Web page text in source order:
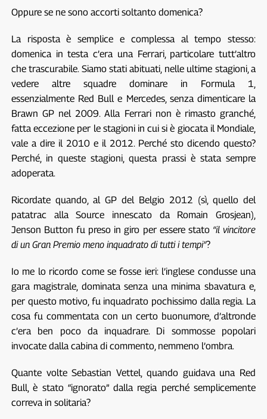
Oppure se ne sono accorti soltanto domenica?
La risposta è semplice e complessa al tempo stesso:
domenica in testa c’era una Ferrari, particolare tutt’altro
che trascurabile. Siamo stati abituati, nelle ultime stagioni, a
vedere altre squadre dominare in Formula 1,
essenzialmente Red Bull e Mercedes, senza dimenticare la
Brawn GP nel 2009. Alla Ferrari non è rimasto granché,
fatta eccezione per le stagioni in cui si è giocata il Mondiale,
vale a dire il 2010 e il 2012. Perché sto dicendo questo?
Perché, in queste stagioni, questa prassi è stata sempre
adoperata.
Ricordate quando, al GP del Belgio 2012 (sì, quello del
patatrac alla Source innescato da Romain Grosjean),
Jenson Button fu preso in giro per essere stato “il vincitore
di un Gran Premio meno inquadrato di tutti i tempi”?
Io me lo ricordo come se fosse ieri: l’inglese condusse una
gara magistrale, dominata senza una minima sbavatura e,
per questo motivo, fu inquadrato pochissimo dalla regia. La
cosa fu commentata con un certo buonumore, d’altronde
c’era ben poco da inquadrare. Di sommosse popolari
invocate dalla cabina di commento, nemmeno l’ombra.
Quante volte Sebastian Vettel, quando guidava una Red
Bull, è stato “ignorato” dalla regia perché semplicemente
correva in solitaria?